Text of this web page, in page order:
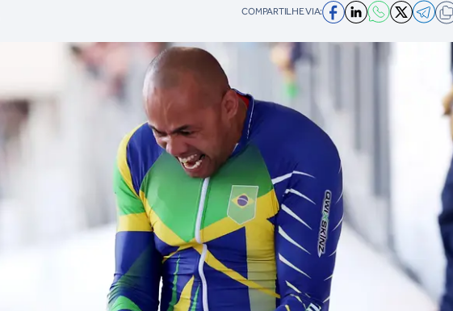
COMPARTILHE VIA: